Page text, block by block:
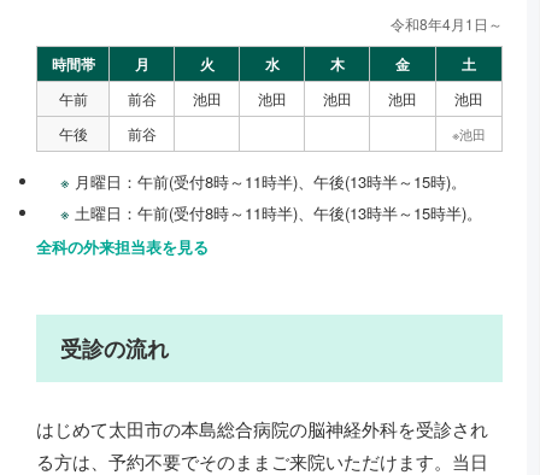
令和8年4月1日～
時間帯 月 火 水 木 金 土
午前 前谷 池田 池田 池田 池田
池田
午後
前谷 ※池田
月曜日：午前(受付8時～11時半)、午後(13時半～15時)。
土曜日：午前(受付8時～11時半)、午後(13時半～15時半)。
全科の外来担当表を見る
受診の流れ
はじめて太田市の本島総合病院の脳神経外科を受診され
る方は、予約不要でそのままご来院いただけます。当日